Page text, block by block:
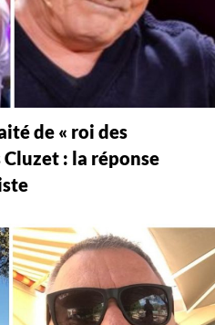
de « roi des
Cluzet : la réponse